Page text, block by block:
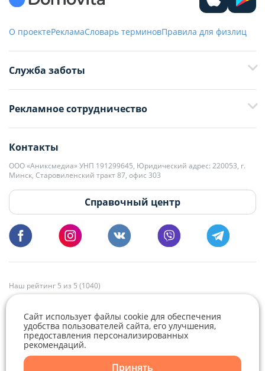
О проектеРекламаСловарь терминовПравила для физлиц
Служба заботы
+375 29 376-13-70
+375 33 376-13-70
editor@domovita.by
Мы принимаем звонки и отвечаем на письма в будние дни с 9:00 до
18:00.
Рекламное сотрудничество
+375 29 563-15-61 Кристина Филюта
kb@domovita.by
+375 29 179-11-28 Владислав Гладченко
vg@domovita.by
Пишите и звоните нам в будние дни с 8:00 до 20:00.
Контакты
ООО «Аниксмедиа» УНП 191299645, Юридический адрес: 220053, г.
Минск, Старовиленский тракт 87, офис 303
Справочный центр
Наш рейтинг 5 из 5 (1040)
Сайт использует файлы cookie для обеспечения
удобства пользователей сайта, его улучшения,
предоставления персонализированных
рекомендаций.
Принять